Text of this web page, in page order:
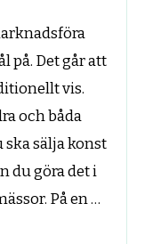
på. Det går att
vis.
och båda
ska sälja konst
du göra det i
På en …